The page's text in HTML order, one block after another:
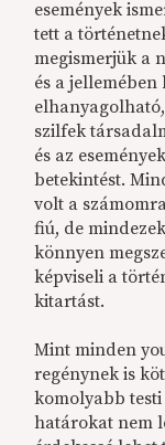
események
tett a
megismerjük a
és a jellemében
szilfek
és az
betekintést.
volt a
fiú, de
könnyen
képviseli a
kitartást.
Mint minden
regénynek is
komolyabb
határokat nem